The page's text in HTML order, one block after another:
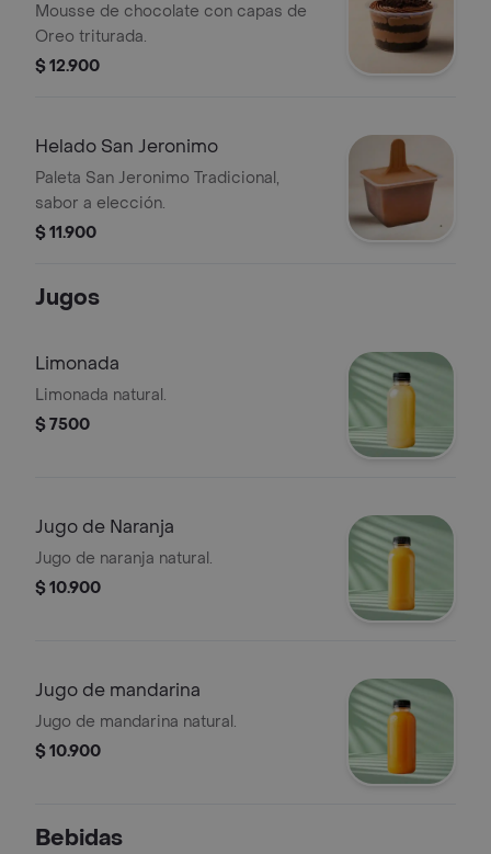
Mousse de chocolate con capas de
Oreo triturada.
$ 12.900
Helado San Jeronimo
Paleta San Jeronimo Tradicional,
sabor a elección.
$ 11.900
Jugos
Limonada
Limonada natural.
$ 7500
Jugo de Naranja
Jugo de naranja natural.
$ 10.900
Jugo de mandarina
Jugo de mandarina natural.
$ 10.900
Bebidas